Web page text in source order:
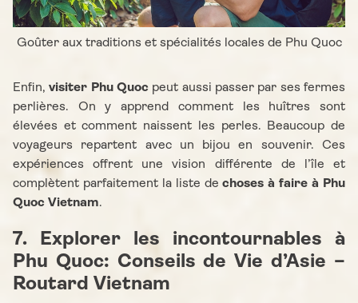
Goûter aux traditions et spécialités locales de Phu Quoc
Enfin, visiter Phu Quoc peut aussi passer par ses fermes
perlières. On y apprend comment les huîtres sont
élevées et comment naissent les perles. Beaucoup de
voyageurs repartent avec un bijou en souvenir. Ces
expériences offrent une vision différente de l’île et
complètent parfaitement la liste dechoses à faire à Phu
Quoc Vietnam.
7. Explorer les incontournables à
Phu Quoc: Conseils de Vie d’Asie –
Routard Vietnam